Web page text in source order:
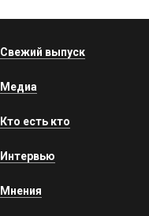
Свежий выпуск
Медиа
Кто есть кто
Интервью
Мнения